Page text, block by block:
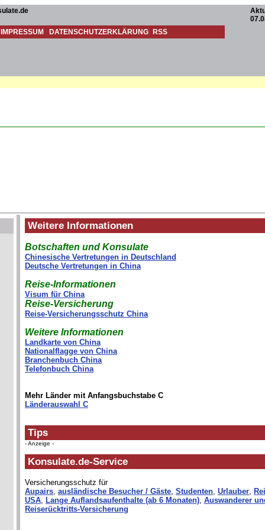
IMPRESSUM DATENSCHUTZERKLÄRUNG RSS
Weitere Informationen
Botschaften und Konsulate
Chinesische Vertretungen in Deutschland
Deutsche Vertretungen in China
Reise-Informationen
Visum für China
Reise-Versicherung
Reise-Versicherungsschutz China
Weitere Informationen
Landkarte von China
Nationalflagge von China
Branchenbuch China
Telefonbuch China
Mehr Länder mit Anfangsbuchstabe C
Länderauswahl C
Tips
- Anzeige -
Konsulate.de-Service
Versicherungsschutz für
Aupairs, ausländische Besucher / Gäste, Studenten, Urlauber,
USA, Lange Auflandsaufenthalte (ab 6 Monaten), Auswanderer
Reiserücktritts-Versicherung